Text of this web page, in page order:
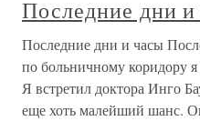
Последние дни
Последние дни и часы
по больничному коридору
Я встретил доктора Инго
еще хоть малейший шанс.